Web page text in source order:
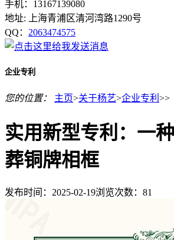
手机：13167139080
地址: 上海青浦区清河湾路1290号
QQ： 2063474575
企业专利
您的位置： 主页>关于杨艺>企业专利 >>
实用新型专利：一
葬铜牌相框
发布时间：2025-02-19浏览次数： 81